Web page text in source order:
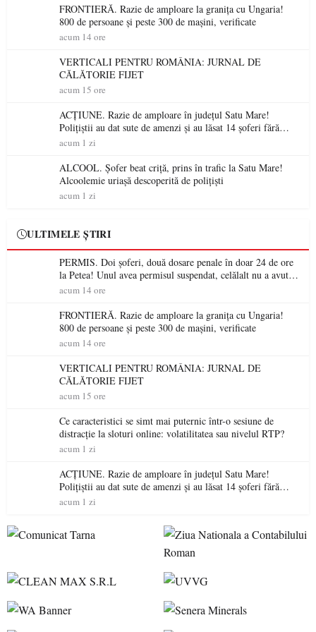
FRONTIERĂ. Razie de amploare la granița cu Ungaria!
800 de persoane și peste 300 de mașini, verificate
acum 14 ore
VERTICALI PENTRU ROMÂNIA: JURNAL DE
CĂLĂTORIE FIJET
acum 15 ore
ACȚIUNE. Razie de amploare în județul Satu Mare!
Polițiștii au dat sute de amenzi și au lăsat 14 șoferi fără
permis într-o singură zi
acum 1 zi
ALCOOL. Șofer beat criță, prins în trafic la Satu Mare!
Alcoolemie uriașă descoperită de polițiști
acum 1 zi
ULTIMELE ȘTIRI
PERMIS. Doi șoferi, două dosare penale în doar 24 de ore
la Petea! Unul avea permisul suspendat, celălalt nu a avut
niciodată permis
acum 14 ore
FRONTIERĂ. Razie de amploare la granița cu Ungaria!
800 de persoane și peste 300 de mașini, verificate
acum 14 ore
VERTICALI PENTRU ROMÂNIA: JURNAL DE
CĂLĂTORIE FIJET
acum 15 ore
Ce caracteristici se simt mai puternic într-o sesiune de
distracție la sloturi online: volatilitatea sau nivelul RTP?
acum 1 zi
ACȚIUNE. Razie de amploare în județul Satu Mare!
Polițiștii au dat sute de amenzi și au lăsat 14 șoferi fără
permis într-o singură zi
acum 1 zi